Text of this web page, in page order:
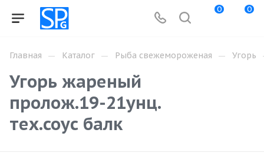
0 0
Главная — Каталог — Рыба свежемороженая — Угорь
Угорь жареный
пролож.19-21унц.
тех.соус балк